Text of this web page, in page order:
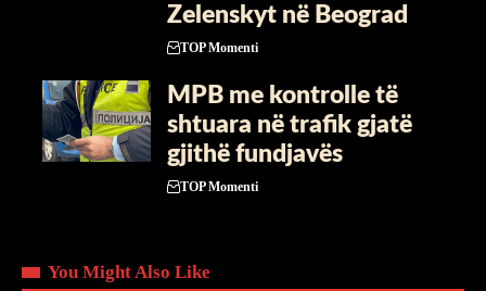
Zelenskyt në Beograd
TOP Momenti
MPB me kontrolle të
shtuara në trafik gjatë
gjithë fundjavës
TOP Momenti
You Might Also Like